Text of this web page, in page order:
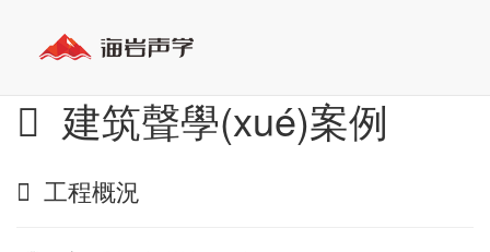
建筑聲學(xué)案例
工程概況